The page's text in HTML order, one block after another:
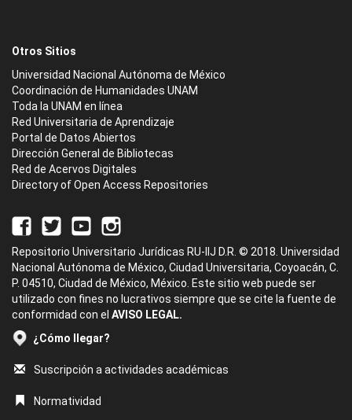
Otros Sitios
Universidad Nacional Autónoma de México
Coordinación de Humanidades UNAM
Toda la UNAM en línea
Red Universitaria de Aprendizaje
Portal de Datos Abiertos
Dirección General de Bibliotecas
Red de Acervos Digitales
Directory of Open Access Repositories
Repositorio Universitario Jurídicas RU-IIJ D.R. © 2018. Universidad
Nacional Autónoma de México, Ciudad Universitaria, Coyoacán, C.
P. 04510, Ciudad de México, México. Este sitio web puede ser
utilizado con fines no lucrativos siempre que se cite la fuente de
conformidad con el AVISO LEGAL.
¿Cómo llegar?
Suscripción a actividades académicas
Normatividad